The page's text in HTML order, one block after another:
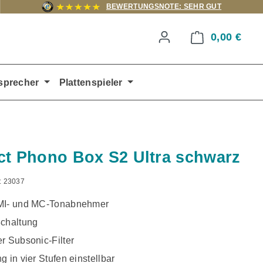
BEWERTUNGSNOTE: SEHR GUT
0,00 €
Plattenspieler
Phono Box S2 Ultra schwarz
23037
und MC-Tonabnehmer
Subsonic-Filter
in vier Stufen einstellbar